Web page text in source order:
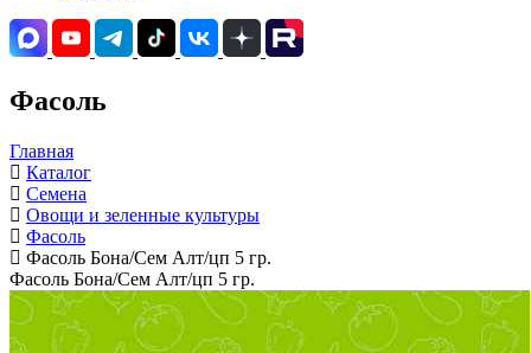
Фасоль
Главная
Каталог
Семена
Овощи и зеленные культуры
Фасоль
Фасоль Бона/Сем Алт/цп 5 гр.
Фасоль Бона/Сем Алт/цп 5 гр.